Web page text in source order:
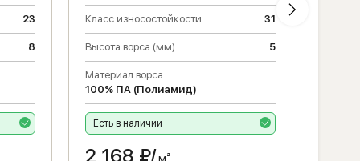
23
8
Класс износостойкости: 31
Высота ворса (мм): 5
Материал ворса:
100% ПА (Полиамид)
Есть в наличии
2 168 ₽/